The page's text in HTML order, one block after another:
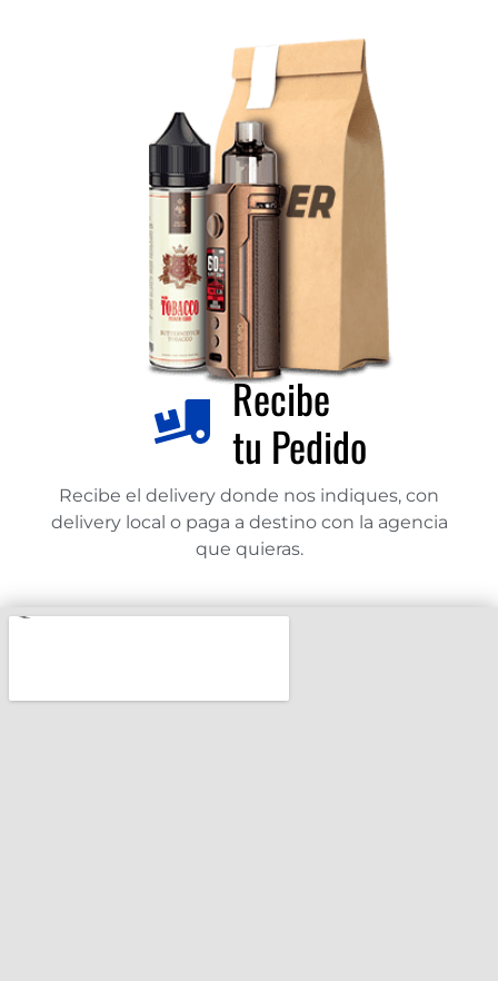
Recibe
tu Pedido
Recibe el delivery donde nos indiques, con
delivery local o paga a destino con la agencia
que quieras.